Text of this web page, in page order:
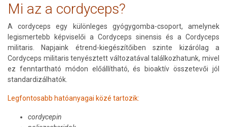
Mi az a cordyceps?
A cordyceps egy különleges gyógygomba-csoport, amelynek
legismertebb képviselői a Cordyceps sinensis és a Cordyceps
militaris. Napjaink étrend-kiegészítőiben szinte kizárólag a
Cordyceps militaris tenyésztett változatával találkozhatunk, mivel
ez fenntartható módon előállítható, és bioaktív összetevői jól
standardizálhatók.
Legfontosabb hatóanyagai közé tartozik:
cordycepin